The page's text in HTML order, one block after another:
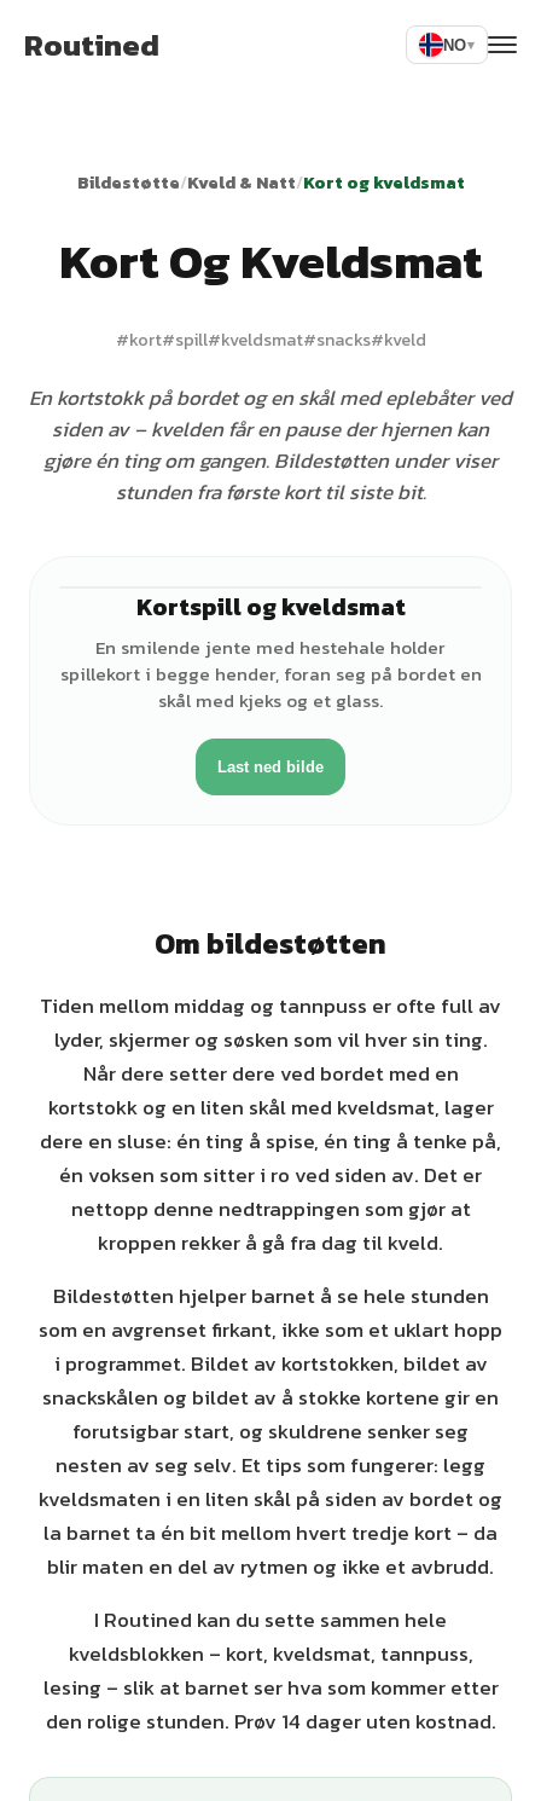
Routined NO▾
Bildestøtte/Kveld & Natt/Kort og kveldsmat
Kort Og Kveldsmat
#kort#spill#kveldsmat#snacks#kveld
En kortstokk på bordet og en skål med eplebåter ved
siden av – kvelden får en pause der hjernen kan
gjøre én ting om gangen. Bildestøtten under viser
stunden fra første kort til siste bit.
Kortspill og kveldsmat
En smilende jente med hestehale holder
spillekort i begge hender, foran seg på bordet en
skål med kjeks og et glass.
Last ned bilde
Om bildestøtten
Tiden mellom middag og tannpuss er ofte full av
lyder, skjermer og søsken som vil hver sin ting.
Når dere setter dere ved bordet med en
kortstokk og en liten skål med kveldsmat, lager
dere en sluse: én ting å spise, én ting å tenke på,
én voksen som sitter i ro ved siden av. Det er
nettopp denne nedtrappingen som gjør at
kroppen rekker å gå fra dag til kveld.
Bildestøtten hjelper barnet å se hele stunden
som en avgrenset firkant, ikke som et uklart hopp
i programmet. Bildet av kortstokken, bildet av
snackskålen og bildet av å stokke kortene gir en
forutsigbar start, og skuldrene senker seg
nesten av seg selv. Et tips som fungerer: legg
kveldsmaten i en liten skål på siden av bordet og
la barnet ta én bit mellom hvert tredje kort – da
blir maten en del av rytmen og ikke et avbrudd.
I Routined kan du sette sammen hele
kveldsblokken – kort, kveldsmat, tannpuss,
lesing – slik at barnet ser hva som kommer etter
den rolige stunden. Prøv 14 dager uten kostnad.